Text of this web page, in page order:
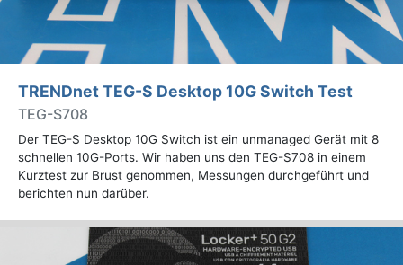
TRENDnet TEG-S Desktop 10G Switch Test
TEG-S708
Der TEG-S Desktop 10G Switch ist ein unmanaged Gerät mit 8
schnellen 10G-Ports. Wir haben uns den TEG-S708 in einem
Kurztest zur Brust genommen, Messungen durchgeführt und
berichten nun darüber.